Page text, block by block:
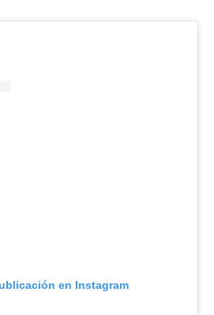
en Instagram